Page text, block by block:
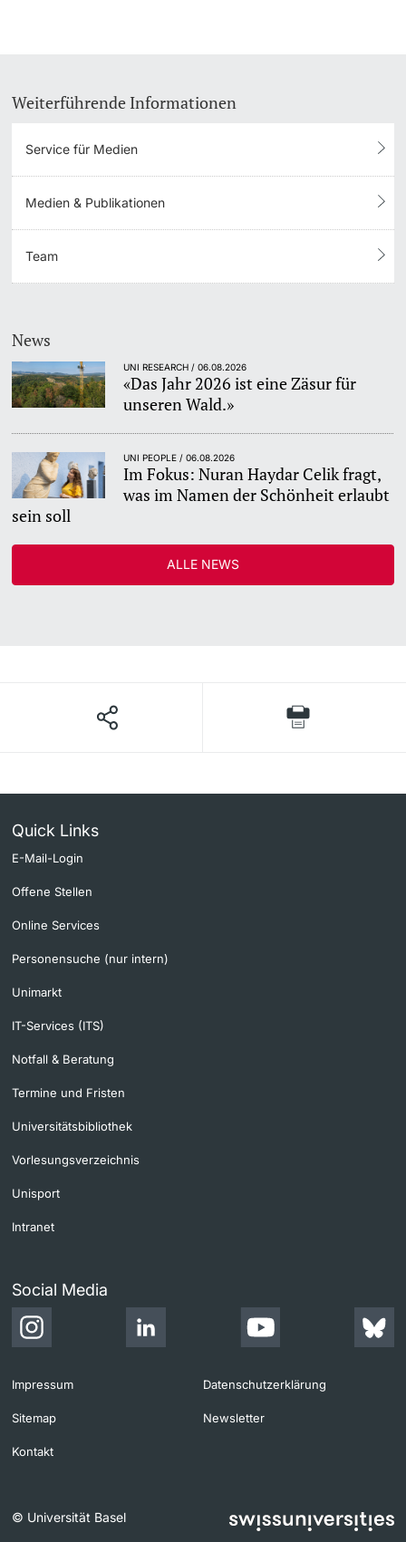
Weiterführende Informationen
Service für Medien
Medien & Publikationen
Team
News
UNI RESEARCH / 06.08.2026
«Das Jahr 2026 ist eine Zäsur für
unseren Wald.»
UNI PEOPLE / 06.08.2026
Im Fokus: Nuran Haydar Celik fragt,
was im Namen der Schönheit erlaubt
sein soll
ALLE NEWS
Quick Links
E-Mail-Login
Offene Stellen
Online Services
Personensuche (nur intern)
Unimarkt
IT-Services (ITS)
Notfall & Beratung
Termine und Fristen
Universitätsbibliothek
Vorlesungsverzeichnis
Unisport
Intranet
Social Media
Impressum Datenschutzerklärung
Sitemap Newsletter
Kontakt
© Universität Basel